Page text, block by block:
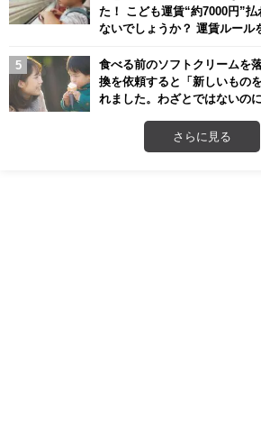
た！ こども運賃“約7000円”
ないでしょうか？ 運賃ルール
食べる前のソフトクリームを
換を依頼すると「新しいもの
れました。わざとではないの
さらに見る